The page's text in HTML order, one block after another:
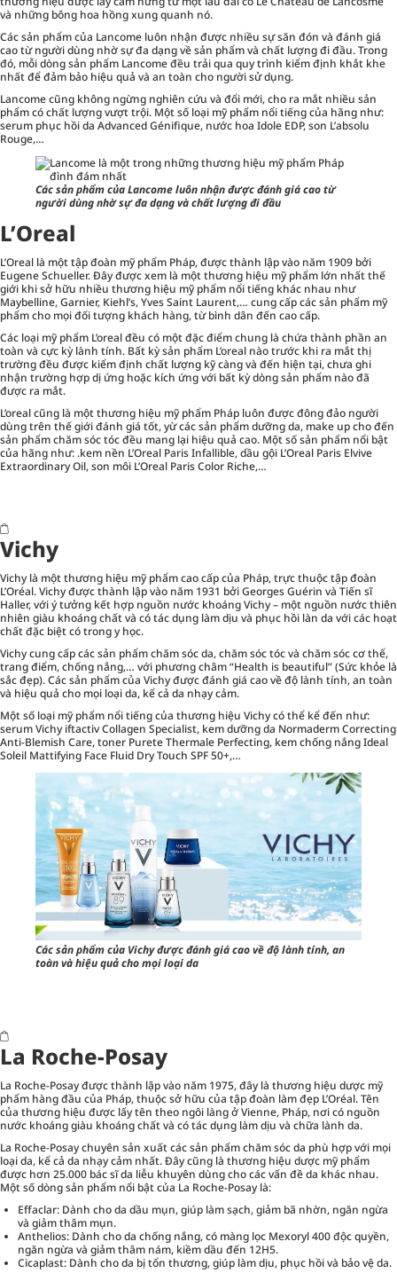
và những bông hoa hồng xung quanh nó.
Các sản phẩm của Lancome luôn nhận được nhiều sự săn đón và đánh giá
cao từ người dùng nhờ sự đa dạng về sản phẩm và chất lượng đi đầu. Trong
đó, mỗi dòng sản phẩm Lancome đều trải qua quy trình kiểm định khắt khe
nhất để đảm bảo hiệu quả và an toàn cho người sử dụng.
Lancome cũng không ngừng nghiên cứu và đổi mới, cho ra mắt nhiều sản
phẩm có chất lượng vượt trội. Một số loại mỹ phẩm nổi tiếng của hãng như:
serum phục hồi da Advanced Génifique, nước hoa Idole EDP, son L’absolu
Rouge,…
Các sản phẩm của Lancome luôn nhận được đánh giá cao từ
người dùng nhờ sự đa dạng và chất lượng đi đầu
L’Oreal
L’Oreal là một tập đoàn mỹ phẩm Pháp, được thành lập vào năm 1909 bởi
Eugene Schueller. Đây được xem là một thương hiệu mỹ phẩm lớn nhất thế
giới khi sở hữu nhiều thương hiệu mỹ phẩm nổi tiếng khác nhau như
Maybelline, Garnier, Kiehl’s, Yves Saint Laurent,… cung cấp các sản phẩm mỹ
phẩm cho mọi đối tượng khách hàng, từ bình dân đến cao cấp.
Các loại mỹ phẩm L’oreal đều có một đặc điểm chung là chứa thành phần an
toàn và cực kỳ lành tính. Bất kỳ sản phẩm L’oreal nào trước khi ra mắt thị
trường đều được kiểm định chất lượng kỹ càng và đến hiện tại, chưa ghi
nhận trường hợp dị ứng hoặc kích ứng với bất kỳ dòng sản phẩm nào đã
được ra mắt.
L’oreal cũng là một thương hiệu mỹ phẩm Pháp luôn được đông đảo người
dùng trên thế giới đánh giá tốt, yừ các sản phẩm dưỡng da, make up cho đến
sản phẩmchăm sóc tócđều mang lại hiệu quả cao. Một số sản phẩm nổi bật
của hãng như: .kem nền L’Oreal Paris Infallible, dầu gội L’Oreal Paris Elvive
Extraordinary Oil, son môi L’Oreal Paris Color Riche,…
Vichy
Vichy là một thương hiệu mỹ phẩm cao cấp của Pháp, trực thuộc tập đoàn
L’Oréal. Vichy được thành lập vào năm 1931 bởi Georges Guérin và Tiến sĩ
Haller, với ý tưởng kết hợp nguồn nước khoáng Vichy – một nguồn nước thiên
nhiên giàu khoáng chất và có tác dụng làm dịu và phục hồi làn da với các hoạt
chất đặc biệt có trong y học.
Vichy cung cấp các sản phẩm chăm sóc da, chăm sóc tóc và chăm sóc cơ thể,
trang điểm, chống nắng,… với phương châm “Health is beautiful” (Sức khỏe là
sắc đẹp). Các sản phẩm của Vichy được đánh giá cao về độ lành tính, an toàn
và hiệu quả cho mọi loại da, kể cả da nhạy cảm.
Một số loại mỹ phẩm nổi tiếng của thương hiệu Vichy có thể kể đến như:
serum Vichy iftactiv Collagen Specialist, kem dưỡng da Normaderm Correcting
Anti-Blemish Care, toner Purete Thermale Perfecting, kem chống nắng Ideal
Soleil Mattifying Face Fluid Dry Touch SPF 50+,…
Các sản phẩm của Vichy được đánh giá cao về độ lành tính, an
toàn và hiệu quả cho mọi loại da
La Roche-Posay
La Roche-Posay được thành lập vào năm 1975, đây là thương hiệu dược mỹ
phẩm hàng đầu của Pháp, thuộc sở hữu của tập đoàn làm đẹp L’Oréal. Tên
của thương hiệu được lấy tên theo ngôi làng ở Vienne, Pháp, nơi có nguồn
nước khoáng giàu khoáng chất và có tác dụng làm dịu và chữa lành da.
La Roche-Posay chuyên sản xuất các sản phẩmchăm sóc da phù hợp với mọi
loại da, kể cả da nhạy cảm nhất. Đây cũng là thương hiệu dược mỹ phẩm
được hơn 25.000 bác sĩ da liễu khuyên dùng cho các vấn đề da khác nhau.
Một số dòng sản phẩm nổi bật của La Roche-Posay là:
Effaclar: Dành cho da dầu mụn, giúp làm sạch, giảm bã nhờn, ngăn ngừa
và giảm thâm mụn.
Anthelios: Dành cho da chống nắng, có màng lọc Mexoryl 400 độc quyền,
ngăn ngừa và giảm thâm nám, kiềm dầu đến 12H5.
Cicaplast: Dành cho da bị tổn thương, giúp làm dịu, phục hồi và bảo vệ da.